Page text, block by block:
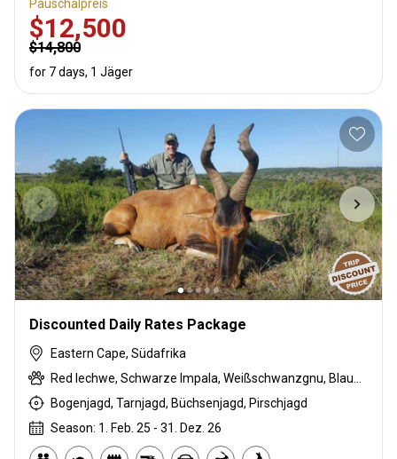
Pauschalpreis
$12,500
$14,800
for 7 days, 1 Jäger
Discounted Daily Rates Package
Eastern Cape, Südafrika
Bogenjagd, Tarnjagd, Büchsenjagd, Pirschjagd
Season: 1. Feb. 25 - 31. Dez. 26